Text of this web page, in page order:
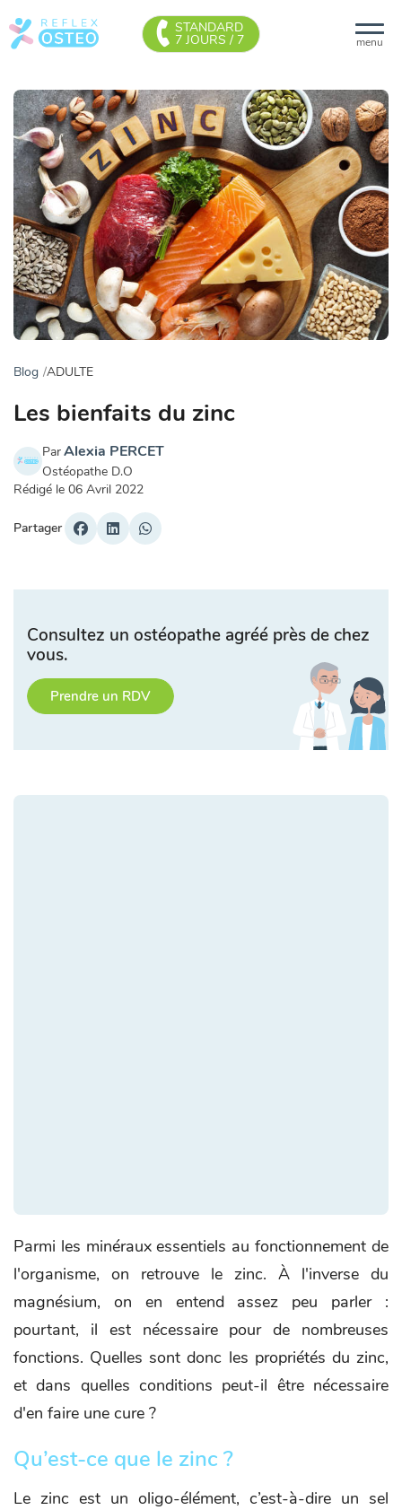
menu
STANDARD
7 JOURS / 7
Blog ADULTE
Les bienfaits du zinc
ParAlexia PERCET
Ostéopathe D.O
Rédigé le 06 Avril 2022
Partager
Consultez un ostéopathe agréé près de chez
vous.
Prendre un RDV
Parmi les minéraux essentiels au fonctionnement de
l'organisme, on retrouve le zinc. À l'inverse du
magnésium, on en entend assez peu parler :
pourtant, il est nécessaire pour de nombreuses
fonctions. Quelles sont donc les propriétés du zinc,
et dans quelles conditions peut-il être nécessaire
d'en faire une cure ?
Qu’est-ce que le zinc ?
Le zinc est un oligo-élément, c’est-à-dire un sel